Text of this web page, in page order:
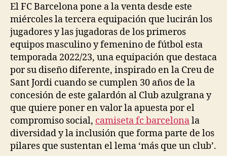
El FC Barcelona pone a la venta desde este
miércoles la tercera equipación que lucirán los
jugadores y las jugadoras de los primeros
equipos masculino y femenino de fútbol esta
temporada 2022/23, una equipación que destaca
por su diseño diferente, inspirado en la Creu de
Sant Jordi cuando se cumplen 30 años de la
concesión de este galardón al Club azulgrana y
que quiere poner en valor la apuesta por el
compromiso social, camiseta fc barcelonala
diversidad y la inclusión que forma parte de los
pilares que sustentan el lema ‘más que un club’.